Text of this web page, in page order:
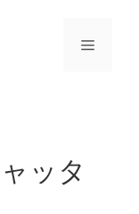
メ
ッタ